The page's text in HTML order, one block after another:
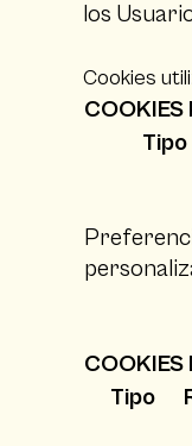
los
Cookies
COOKIES
Tipo
COOKIES
Tipo